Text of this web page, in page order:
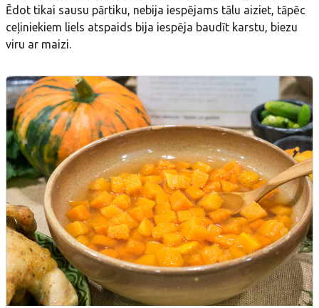
Ēdot tikai sausu pārtiku, nebija iespējams tālu aiziet, tāpēc
ceļiniekiem liels atspaids bija iespēja baudīt karstu, biezu
viru ar maizi.